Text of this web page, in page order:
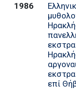
1986
επί